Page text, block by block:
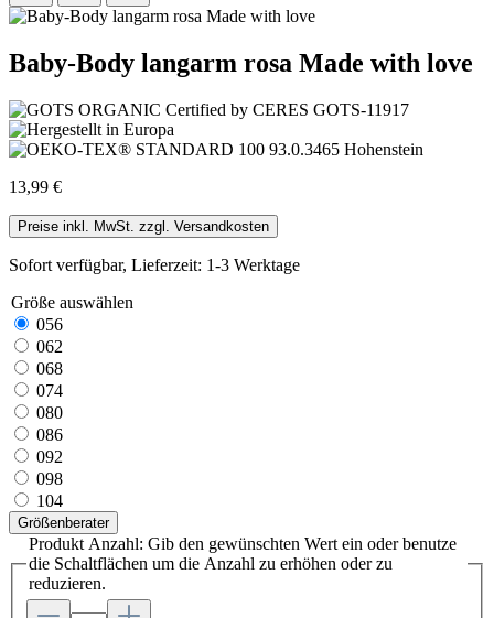
Baby-Body langarm rosa Made with love
13,99 €
Preise inkl. MwSt. zzgl. Versandkosten
Sofort verfügbar, Lieferzeit: 1-3 Werktage
Größe auswählen
056
062
068
074
080
086
092
098
104
Größenberater
Produkt Anzahl: Gib den gewünschten Wert ein oder benutze
die Schaltflächen um die Anzahl zu erhöhen oder zu
reduzieren.